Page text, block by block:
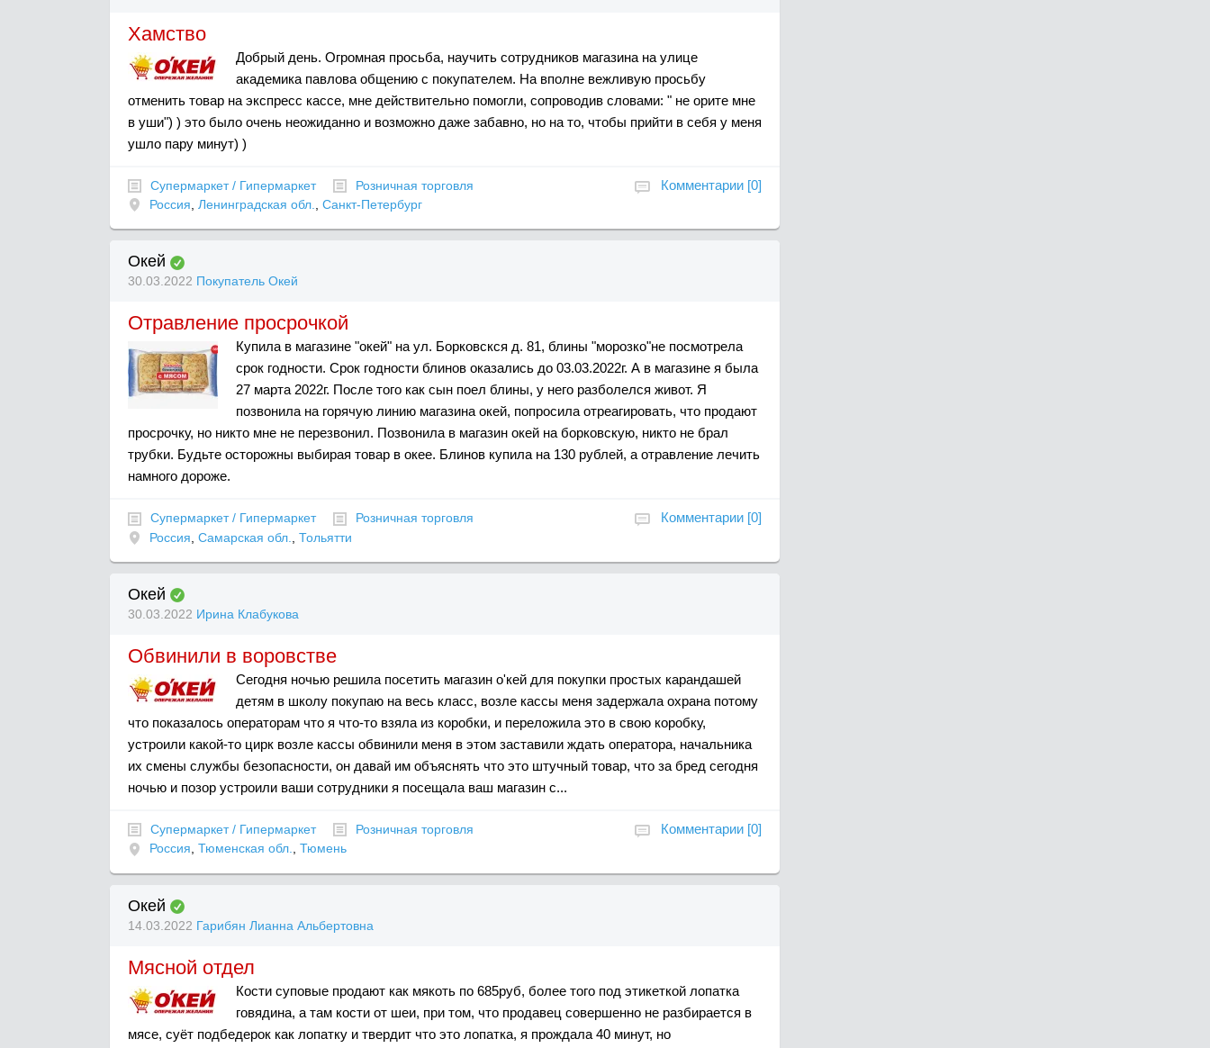
Хамство
Добрый день. Огромная просьба, научить сотрудников магазина на улице
академика павлова общению с покупателем. На вполне вежливую просьбу
отменить товар на экспресс кассе, мне действительно помогли, сопроводив словами: " не орите мне
в уши") ) это было очень неожиданно и возможно даже забавно, но на то, чтобы прийти в себя у меня
ушло пару минут) )
Комментарии [0]
Супермаркет / Гипермаркет
Розничная торговля
Россия
Ленинградская обл. Санкт-Петербург
Окей
30.03.2022 Покупатель Окей
Отравление просрочкой
Купила в магазине "окей" на ул. Борковскся д. 81, блины "морозко"не посмотрела
срок годности. Срок годности блинов оказались до 03.03.2022г. А в магазине я была
27 марта 2022г. После того как сын поел блины, у него разболелся живот. Я
позвонила на горячую линию магазина окей, попросила отреагировать, что продают
просрочку, но никто мне не перезвонил. Позвонила в магазин окей на борковскую, никто не брал
трубки. Будьте осторожны выбирая товар в окее. Блинов купила на 130 рублей, а отравление лечить
намного дороже.
Комментарии [0]
Супермаркет / Гипермаркет
Розничная торговля
Россия Самарская обл. Тольятти
Окей
30.03.2022 Ирина Клабукова
Обвинили в воровстве
Сегодня ночью решила посетить магазин о'кей для покупки простых карандашей
детям в школу покупаю на весь класс, возле кассы меня задержала охрана потому
что показалось операторам что я что-то взяла из коробки, и переложила это в свою коробку,
устроили какой-то цирк возле кассы обвинили меня в этом заставили ждать оператора, начальника
их смены службы безопасности, он давай им объяснять что это штучный товар, что за бред сегодня
ночью и позор устроили ваши сотрудники я посещала ваш магазин с...
Комментарии [0]
Супермаркет / Гипермаркет
Розничная торговля
Россия, Тюменская обл., Тюмень
Окей
14.03.2022 Гарибян Лианна Альбертовна
Мясной отдел
Кости суповые продают как мякоть по 685руб, более того под этикеткой лопатка
говядина, а там кости от шеи, при том, что продавец совершенно не разбирается в
мясе, суёт подбедерок как лопатку и твердит что это лопатка, я прождала 40 минут, но